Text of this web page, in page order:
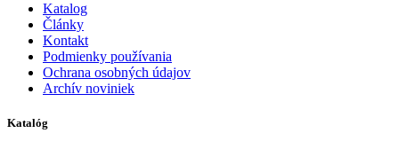
Katalog
Články
Kontakt
Podmienky používania
Ochrana osobných údajov
Archív noviniek
Katalóg